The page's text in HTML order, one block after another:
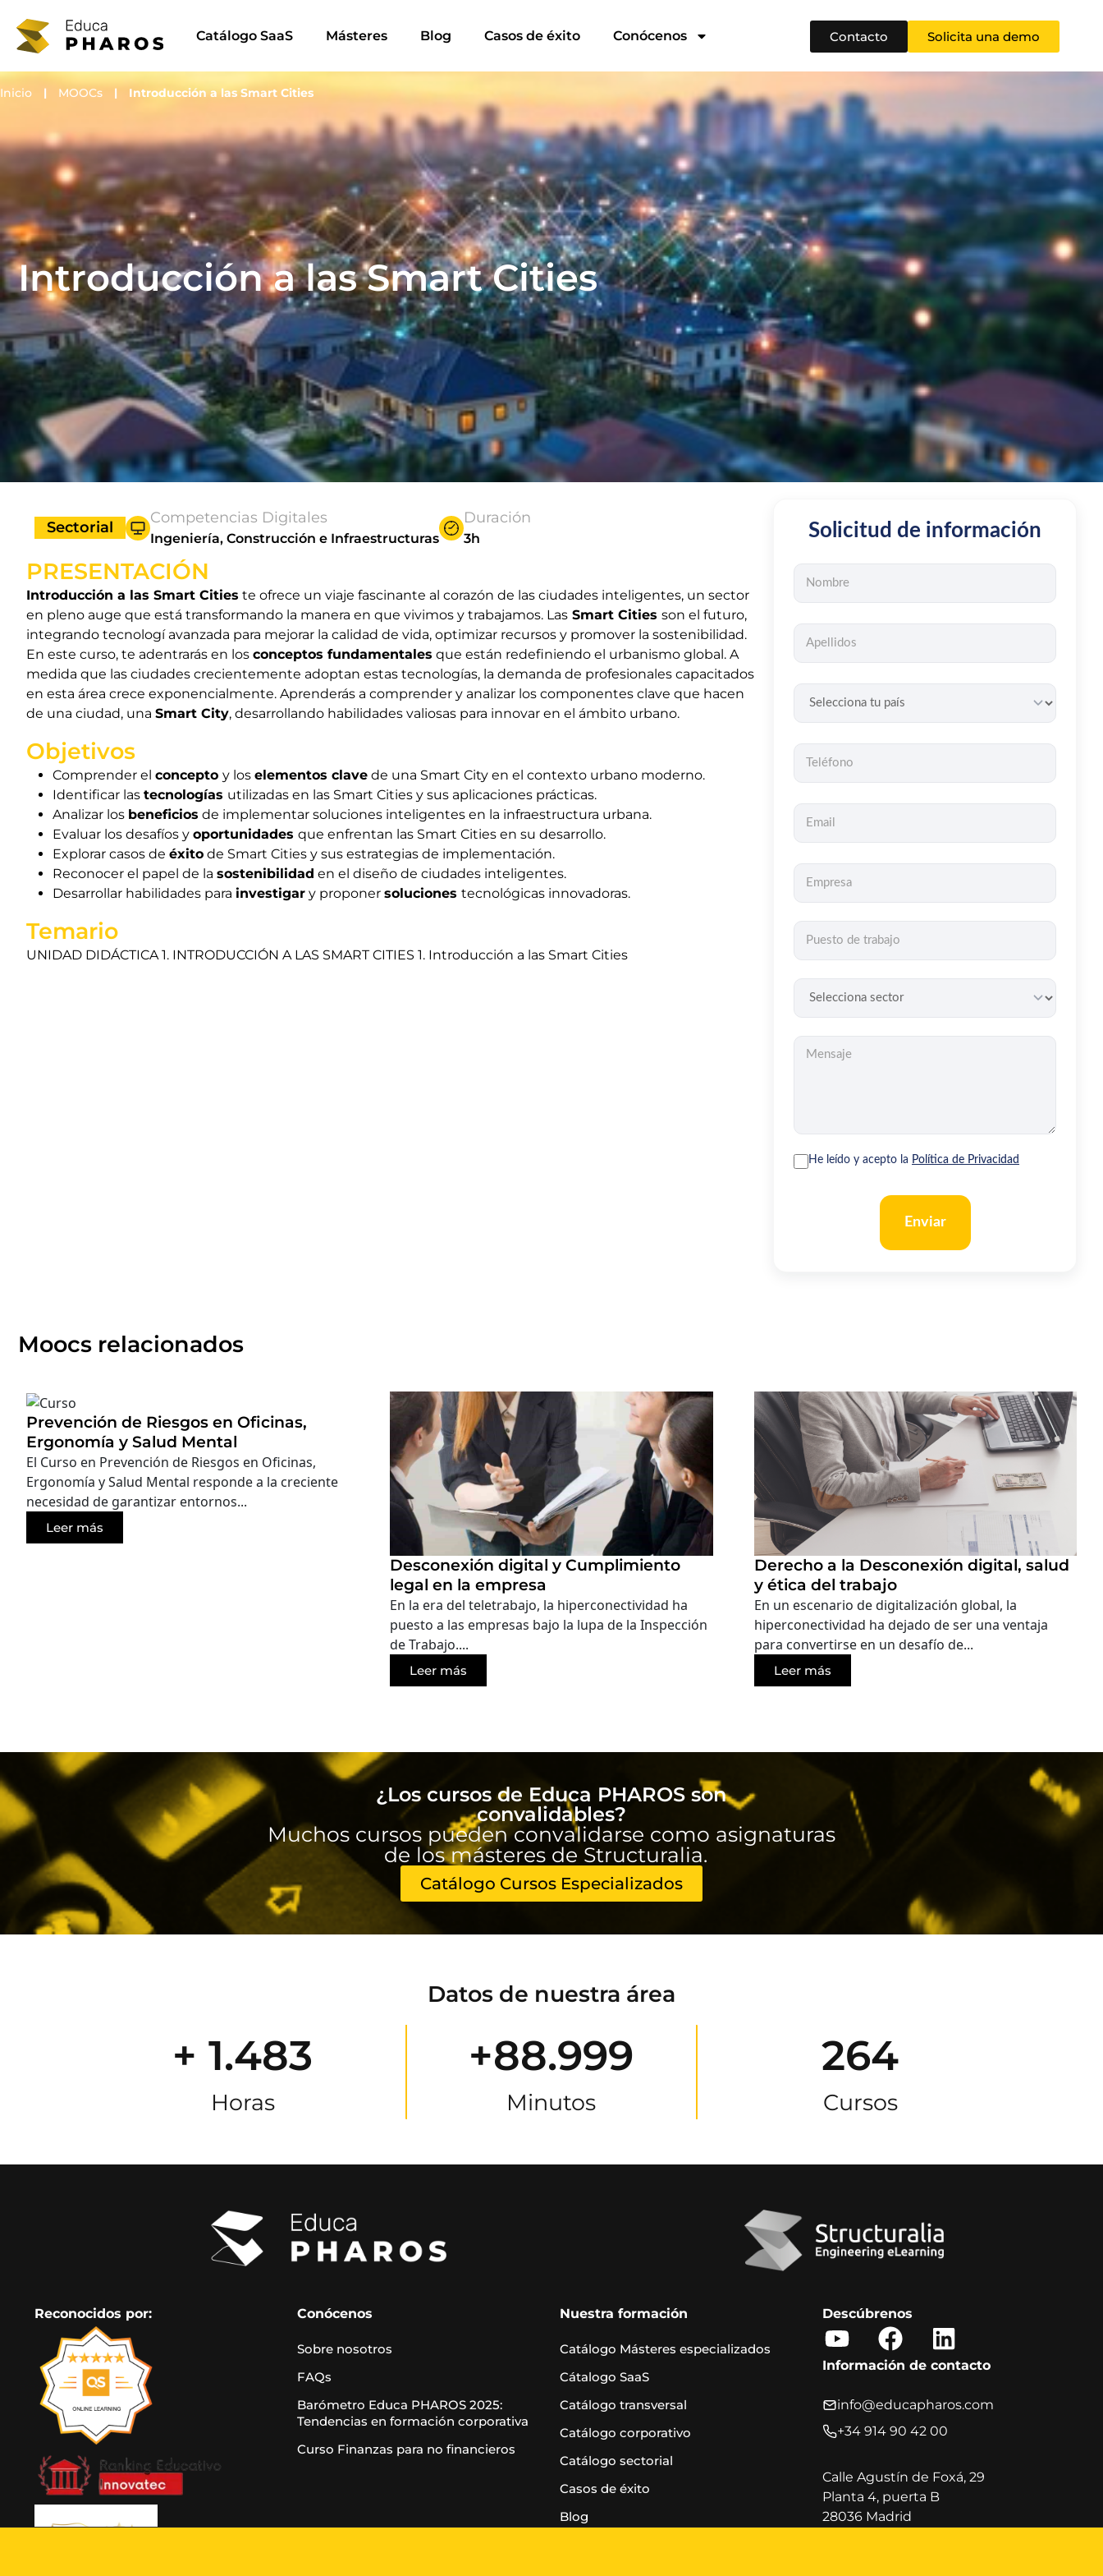
contenido
Catálogo SaaS Másteres Blog Casos de éxito Conócenos Contacto Solicita una demo
Inicio | MOOCs | Introducción a las Smart Cities
Introducción a las Smart Cities
Sectorial
Competencias Digitales
Ingeniería, Construcción e Infraestructuras
Duración
3h
PRESENTACIÓN
Introducción a las Smart Cities te ofrece un viaje fascinante al corazón de las ciudades inteligentes, un sector
en pleno auge que está transformando la manera en que vivimos y trabajamos. Las Smart Cities son el futuro,
integrando tecnologí avanzada para mejorar la calidad de vida, optimizar recursos y promover la sostenibilidad.
En este curso, te adentrarás en los conceptos fundamentales que están redefiniendo el urbanismo global. A
medida que las ciudades crecientemente adoptan estas tecnologías, la demanda de profesionales capacitados
en esta área crece exponencialmente. Aprenderás a comprender y analizar los componentes clave que hacen
de una ciudad, una Smart City, desarrollando habilidades valiosas para innovar en el ámbito urbano.
Objetivos
Comprender el concepto y los elementos clave de una Smart City en el contexto urbano moderno.
Identificar las tecnologías utilizadas en las Smart Cities y sus aplicaciones prácticas.
Analizar los beneficios de implementar soluciones inteligentes en la infraestructura urbana.
Evaluar los desafíos y oportunidades que enfrentan las Smart Cities en su desarrollo.
Explorar casos de éxito de Smart Cities y sus estrategias de implementación.
Reconocer el papel de la sostenibilidad en el diseño de ciudades inteligentes.
Desarrollar habilidades para investigar y proponer soluciones tecnológicas innovadoras.
Temario
UNIDAD DIDÁCTICA 1. INTRODUCCIÓN A LAS SMART CITIES 1. Introducción a las Smart Cities
Solicitud de información
He leído y acepto la Política de Privacidad
Enviar
Moocs relacionados
Prevención de Riesgos en Oficinas,
Ergonomía y Salud Mental
El Curso en Prevención de Riesgos en Oficinas,
Ergonomía y Salud Mental responde a la creciente
necesidad de garantizar entornos...
Leer más
Desconexión digital y Cumplimiento
legal en la empresa
En la era del teletrabajo, la hiperconectividad ha
puesto a las empresas bajo la lupa de la Inspección
de Trabajo....
Leer más
Derecho a la Desconexión digital, salud
y ética del trabajo
En un escenario de digitalización global, la
hiperconectividad ha dejado de ser una ventaja
para convertirse en un desafío de...
Leer más
¿Los cursos de Educa PHAROS son
convalidables?
Muchos cursos pueden convalidarse como asignaturas
de los másteres de Structuralia.
Catálogo Cursos Especializados
Datos de nuestra área
+ 1.483
Horas
+88.999
Minutos
264
Cursos
Reconocidos por: Conócenos
Sobre nosotros
FAQs
Barómetro Educa PHAROS 2025:
Tendencias en formación corporativa
Curso Finanzas para no financieros
Nuestra formación
Catálogo Másteres especializados
Cátalogo SaaS
Catálogo transversal
Catálogo corporativo
Catálogo sectorial
Casos de éxito
Blog
Descúbrenos
Y
o
t
u
e
F
a
e
b
o
k
L
i
k
e
i
Información de contacto
info@educapharos.com
+34 914 90 42 00
Calle Agustín de Foxá, 29
Planta 4, puerta B
28036 Madrid